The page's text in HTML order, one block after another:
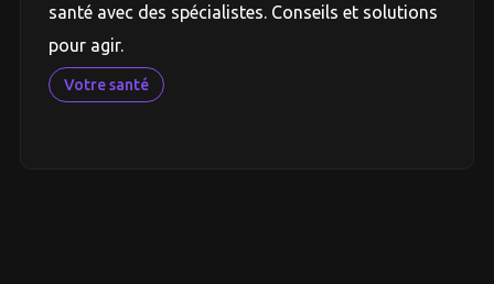
santé avec des spécialistes. Conseils et solutions
pour agir.
Votre santé